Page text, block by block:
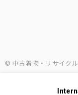
© 中古着物・リサイク